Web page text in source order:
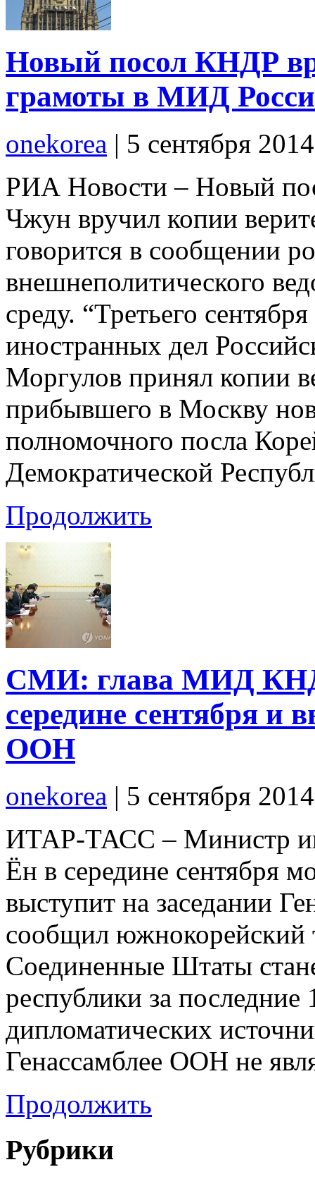
Новый посол КНДР
грамоты в МИД
onekorea | 5 сентября
РИА Новости – Новый
Чжун вручил копии
говорится в сообщении
внешнеполитического
среду. “Третьего
иностранных дел
Моргулов принял копии
прибывшего в Москву
полномочного посла
Демократической
Продолжить
СМИ: глава МИД
середине сентября и
ООН
onekorea | 5 сентября
ИТАР-ТАСС – Министр
Ён в середине сентября
выступит на заседании
сообщил южнокорейский
Соединенные Штаты
республики за
дипломатических
Генассамблее ООН не
Продолжить
Рубрики